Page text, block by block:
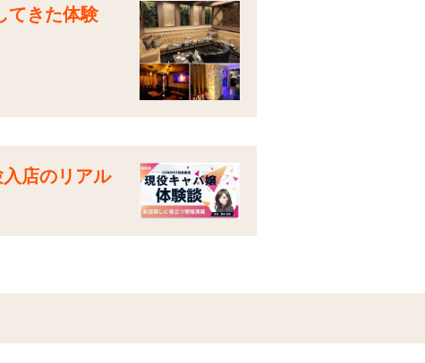
てきた体験
店のリアル